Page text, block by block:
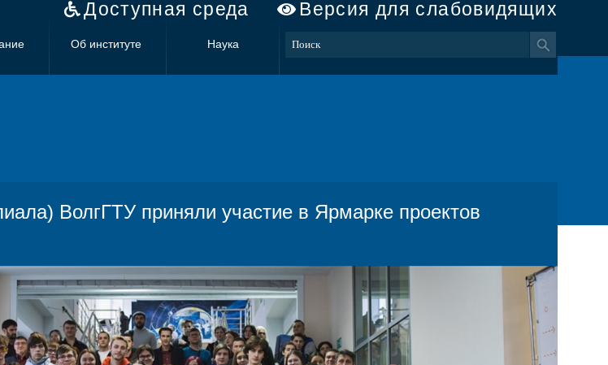
Доступная среда Версия для слабовидящих
Об институте Наука
ВолгГТУ приняли участие в Ярмарке проектов